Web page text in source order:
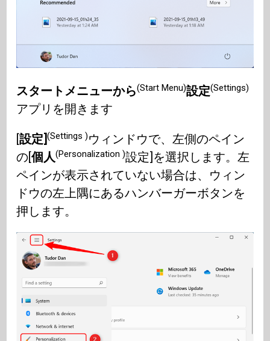
スタートメニューから(Start Menu)設定(Settings)
アプリを開きます
[設定](Settings )ウィンドウで、左側のペイン
の[個人(Personalization )設定]を選択します。左
ペインが表示されていない場合は、ウィン
ドウの左上隅にあるハンバーガーボタンを
押します。